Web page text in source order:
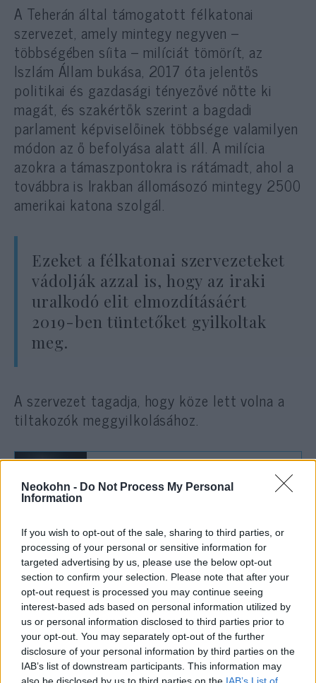
Neokohn - Do Not Process My Personal
Information
If you wish to opt-out of the sale, sharing to third parties, or
processing of your personal or sensitive information for
targeted advertising by us, please use the below opt-out
section to confirm your selection. Please note that after your
opt-out request is processed you may continue seeing
interest-based ads based on personal information utilized by
us or personal information disclosed to third parties prior to
your opt-out. You may separately opt-out of the further
disclosure of your personal information by third parties on the
IAB’s list of downstream participants. This information may
also be disclosed by us to third parties on the IAB’s List of
A Teherán által támogatott félkatonai
szervezet, amely mintegy negyven –
többségében síita – milíciát tömörít, az
Iszlám Állam bukása, 2017 óta jelentős
politikai és gazdasági tényezővé nőtte ki
magát, és szakértők szerint a bagdadi
parlament képviselőinek többsége valamilyen
módon az ő befolyása alatt áll. A milícia
azokra a támaszpontokra is rátámadt, ahol a
továbbra is Irakban állomásozó mintegy 2500
amerikai katona szolgál.
Ezeket a félkatonai szervezeteket
vádolják azzal is, hogy az iraki
uralkodó elit elmozdításáért
2019-ben tüntetőket gyilkoltak
meg.
A szervezet tagadja, hogy köze lett volna a
tiltakozók meggyilkolásához.
Tüntetők megtámadták az iráni
konzulátust az iraki Kerbalában
Az Amerika-barát ügyvezető miniszterelnök,
Kádimi megpróbált leszámolni a
legbefolyásosabb, Irán támogatását élvező
milíciákkal, de azok katonai ereje és politikai
befolyása miatt nem járt sikerrel.
Kádimi szombaton a milíciák parancsnokaival